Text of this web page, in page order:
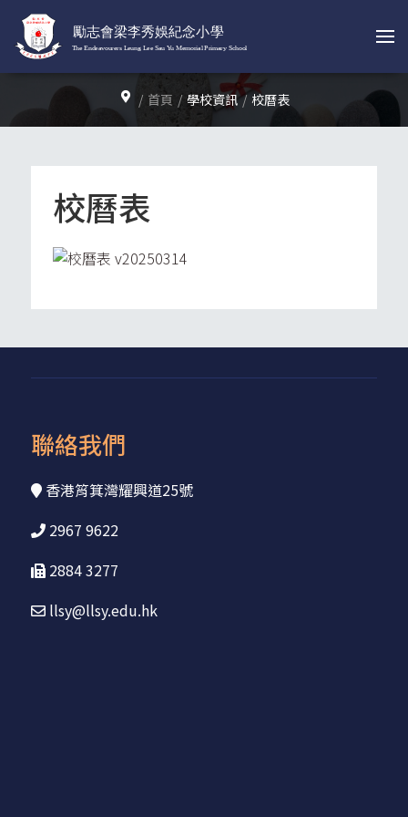
首頁 學校資訊 校曆表
校曆表
聯絡我們
香港筲箕灣耀興道25號
2967 9622
2884 3277
llsy@llsy.edu.hk